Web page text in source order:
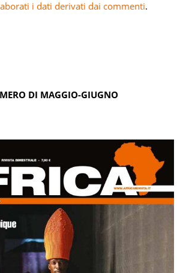
i dati derivati dai commenti.
DI MAGGIO-GIUGNO